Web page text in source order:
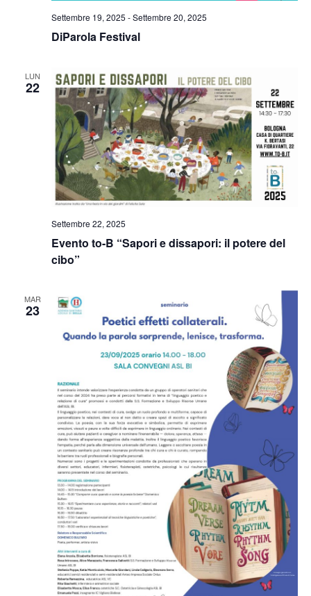
DiParola Festival
Settembre 19, 2025 -Settembre 20, 2025
LUN
22
Evento to-B “Sapori e dissapori: il potere del
cibo”
Settembre 22, 2025
MAR
23